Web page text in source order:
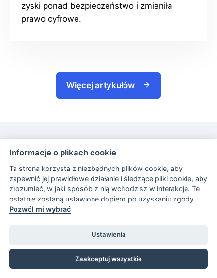
zyski ponad bezpieczeństwo i zmieniła
prawo cyfrowe.
Więcej artykułów
Uruchom kanał zgłoszeń
sygnalistów w niecałe 5 minut!
Gotowa strona zgłoszeniowa zgodna z ustawą o
programisty.
Informacje o plikach cookie
Ta strona korzysta z niezbędnych plików cookie, aby
zapewnić jej prawidłowe działanie i śledzące pliki cookie, aby
zrozumieć, w jaki sposób z nią wchodzisz w interakcje. Te
ostatnie zostaną ustawione dopiero po uzyskaniu zgody.
Pozwól mi wybrać
Ustawienia
Zaakceptuj wszystkie